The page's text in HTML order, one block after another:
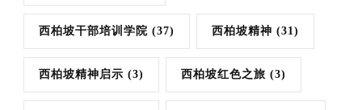
西柏坡干部培训学院 (37) 西柏坡精神 (31)
西柏坡精神启示 (3) 西柏坡红色之旅 (3)